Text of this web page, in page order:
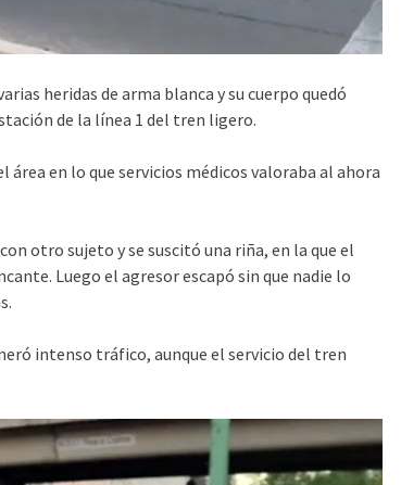
heridas de arma blanca y su cuerpo quedó
de la línea 1 del tren ligero.
en lo que servicios médicos valoraba al ahora
otro sujeto y se suscitó una riña, en la que el
Luego el agresor escapó sin que nadie lo
intenso tráfico, aunque el servicio del tren